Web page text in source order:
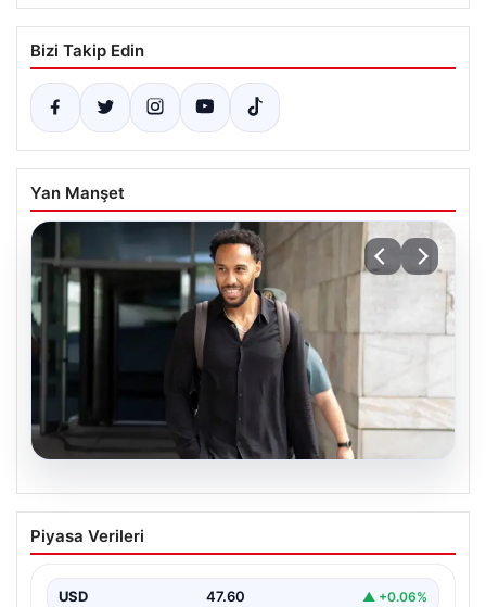
Bizi Takip Edin
Yan Manşet
05.08.2026
Çorum FK’den Pierre-Emerick
Aubameyang açıklaması: ‘Bitmek
Piyasa Verileri
USD 47.60 ▲ +0.06%